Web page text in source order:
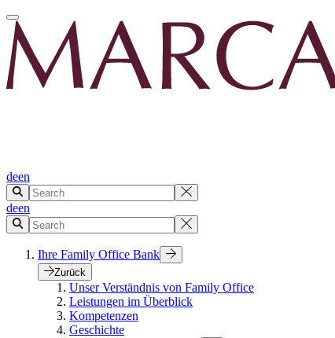
deen
deen
Ihre Family Office Bank
Zurück
Unser Verständnis von Family Office
Leistungen im Überblick
Kompetenzen
Geschichte